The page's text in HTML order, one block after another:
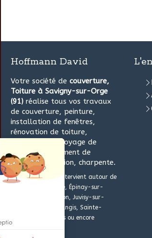
Hoffmann David
Votre société decouverture,
Toiture à Savigny-sur-Orge
(91)réalise tous vos travaux
de couverture, peinture,
installation de fenêtres,
rénovation de toiture,
entretien / nettoyage de
toiture, ravalement de
façades, isolation, charpente.
Hoffmann Davidintervient autour de
Morsang-sur-Orge, Épinay-sur-
Orge, Viry-Châtillon, Juvisy-sur-
Orge, Grigny, Morangis, Sainte-
Geneviève-des-Bois ou encore